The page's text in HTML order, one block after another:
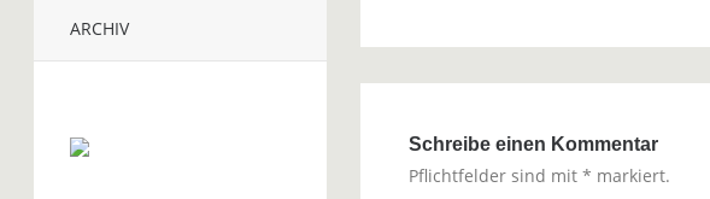
ARCHIV
Schreibe einen Kommentar
Pflichtfelder sind mit * markiert.